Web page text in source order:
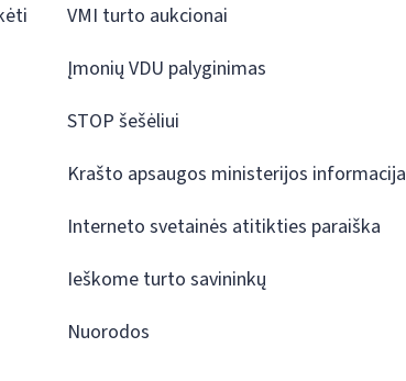
VMI turto aukcionai
Įmonių VDU palyginimas
STOP šešėliui
Krašto apsaugos ministerijos informacija
Interneto svetainės atitikties paraiška
Ieškome turto savininkų
Nuorodos